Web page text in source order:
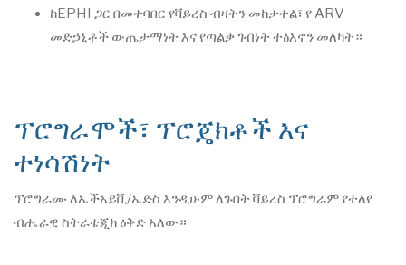
ከEPHI ጋር በመተባበር የቫይረስ ብዛትን መከታተል፣ የ ARV
መድኃኒቶች ውጤታማነት እና የጣልቃ ገብነት ተፅእኖን መለካት።
ፕሮግራሞች፣ ፕሮጄክቶች እና
ተነሳሽነት
ፕሮግራሙ ለኤችአይቪ/ኤድስ እንዲሁም ለጉበት ቫይረስ ፕሮግራም የተለየ
ብሔራዊ ስትራቴጂክ ዕቅድ አለው።